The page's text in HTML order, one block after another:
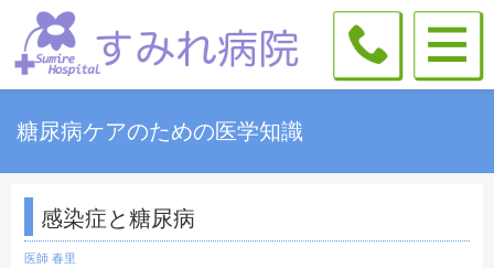
糖尿病ケアのための医学知識
感染症と糖尿病
医師 春里